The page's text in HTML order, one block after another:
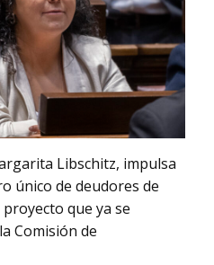
Libschitz, impulsa
único de deudores de
que ya se
Comisión de